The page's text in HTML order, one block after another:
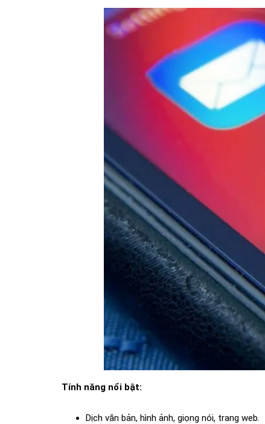
Tính năng nổi bật:
Dịch văn bản, hình ảnh, giọng nói, trang web.